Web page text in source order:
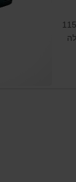
850W מהירות: 11,000 סל"ד קוטר דיסקית 115